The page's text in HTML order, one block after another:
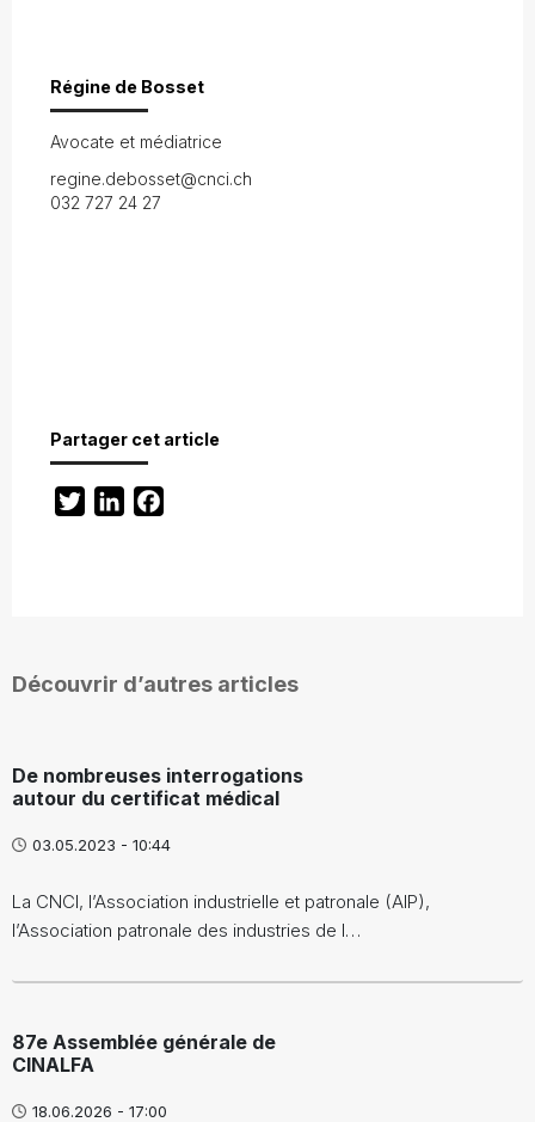
Régine de Bosset
Avocate et médiatrice
regine.debosset@cnci.ch
032 727 24 27
Partager cet article
TwitterLinkedIn
Découvrir d’autres articles
De nombreuses interrogations
autour du certificat médical
03.05.2023 - 10:44
La CNCI, l’Association industrielle et patronale (AIP),
l’Association patronale des industries de l…
87e Assemblée générale de
CINALFA
18.06.2026 - 17:00